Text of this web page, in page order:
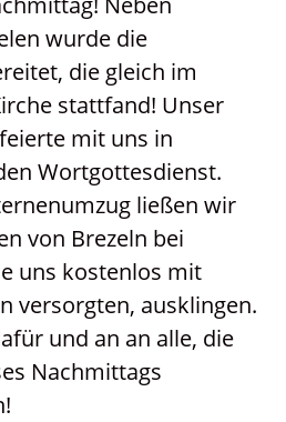
wurde die
die gleich im
stattfand! Unser
mit uns in
Wortgottesdienst.
ließen wir
von Brezeln bei
uns kostenlos mit
versorgten, ausklingen.
und an an alle, die
Nachmittags